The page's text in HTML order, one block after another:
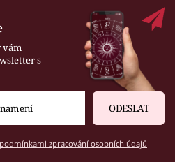
vám
s
ODESLAT
podmínkami zpracování osobních údajů